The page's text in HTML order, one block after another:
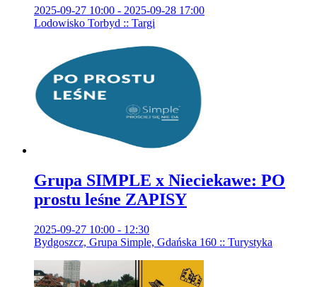
2025-09-27 10:00 - 2025-09-28 17:00
Lodowisko Torbyd :: Targi
Grupa SIMPLE x Nieciekawe: PO
prostu leśne ZAPISY
2025-09-27 10:00 - 12:30
Bydgoszcz, Grupa Simple, Gdańska 160 :: Turystyka